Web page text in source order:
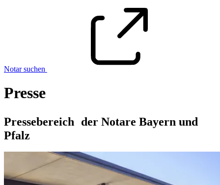
Notar suchen
Presse
Pressebereich der Notare Bayern und
Pfalz